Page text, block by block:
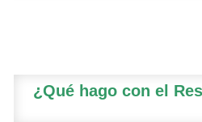
¿Qué hago con el